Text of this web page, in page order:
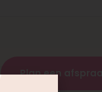
Plan een afspraak